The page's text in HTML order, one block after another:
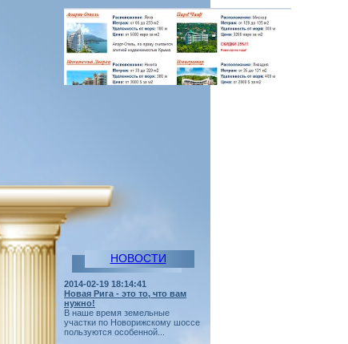
НОВОСТИ
2014-02-19 18:14:41
Новая Рига - это то, что вам
нужно!
В наше время земельные
участки по Новорижскому шоссе
пользуются особенной...